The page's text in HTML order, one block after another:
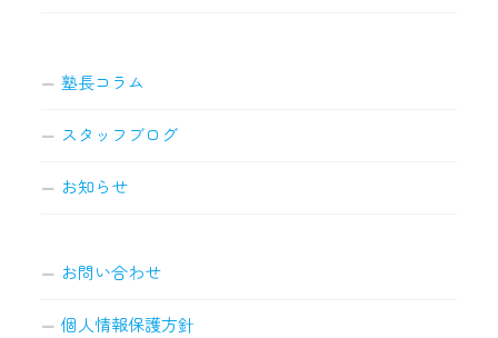
塾長コラム
スタッフブログ
お知らせ
お問い合わせ
個人情報保護方針